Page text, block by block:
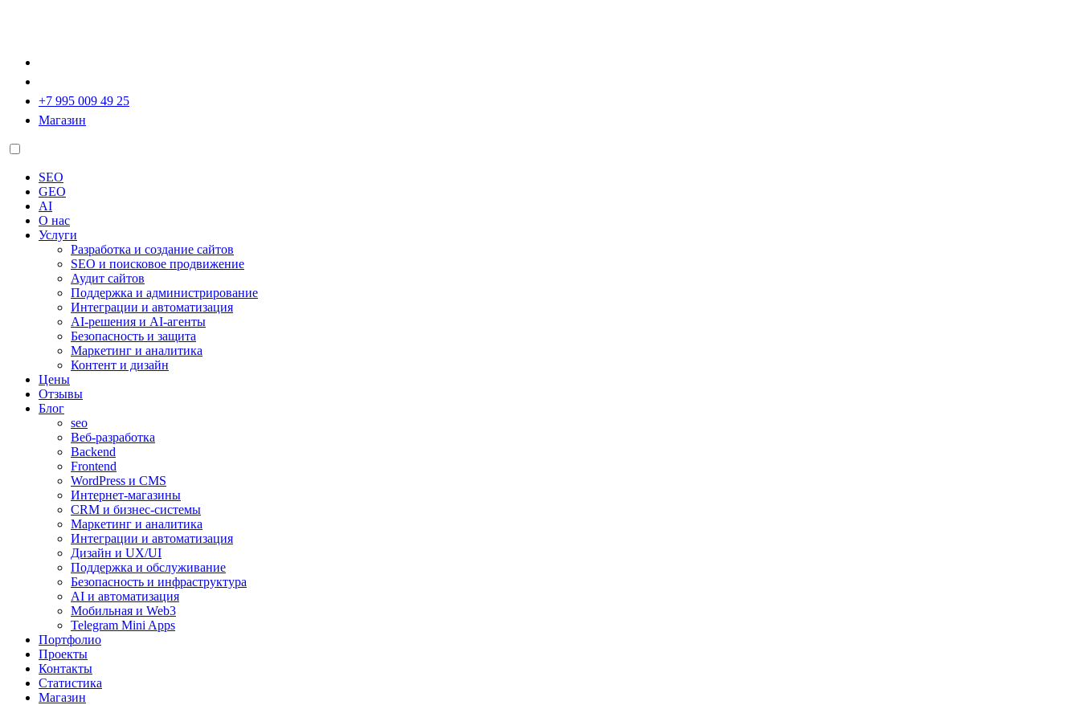
+7 995 009 49 25
Магазин
SEO
GEO
AI
О нас
Услуги
Разработка и создание сайтов
SEO и поисковое продвижение
Аудит сайтов
Поддержка и администрирование
Интеграции и автоматизация
AI-решения и AI-агенты
Безопасность и защита
Маркетинг и аналитика
Контент и дизайн
Цены
Отзывы
Блог
seo
Веб-разработка
Backend
Frontend
WordPress и CMS
Интернет-магазины
CRM и бизнес-системы
Маркетинг и аналитика
Интеграции и автоматизация
Дизайн и UX/UI
Поддержка и обслуживание
Безопасность и инфраструктура
AI и автоматизация
Мобильная и Web3
Telegram Mini Apps
Портфолио
Проекты
Контакты
Статистика
Магазин